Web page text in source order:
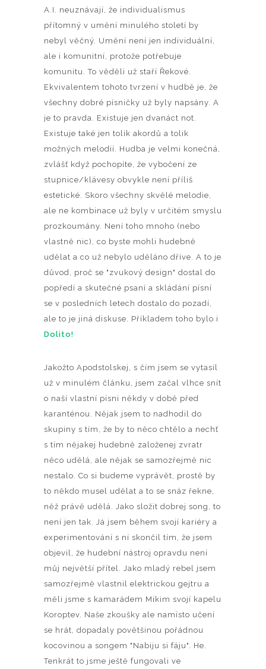
A.I. neuznávají, že individualismus
přítomný v umění minulého století by
nebyl věčný. Umění není jen individuální,
ale i komunitní, protože potřebuje
komunitu. To věděli už staří Řekové.
Ekvivalentem tohoto tvrzení v hudbě je, že
všechny dobré písničky už byly napsány. A
je to pravda. Existuje jen dvanáct not.
Existuje také jen tolik akordů a tolik
možných melodií. Hudba je velmi konečná,
zvlášť když pochopíte, že vybočení ze
stupnice/klávesy obvykle není příliš
estetické. Skoro všechny skvělé melodie,
ale ne kombinace už byly v určitém smyslu
prozkoumány. Není toho mnoho (nebo
vlastně nic), co byste mohli hudebně
udělat a co už nebylo uděláno dříve. A to je
důvod, proč se "zvukový design" dostal do
popředí a skutečné psaní a skládání písní
se v posledních letech dostalo do pozadí,
ale to je jiná diskuse. Příkladem toho bylo i
Dolito!
Jakožto Apodstolskej, s čím jsem se vytasil
už v minulém článku, jsem začal vlhce snít
o naší vlastní písni někdy v době před
karanténou. Nějak jsem to nadhodil do
skupiny s tím, že by to něco chtělo a nechť
s tím nějakej hudebně založenej zvratr
něco udělá, ale nějak se samozřejmě nic
nestalo. Co si budeme vyprávět, prostě by
to někdo musel udělat a to se snáz řekne,
něž právě udělá. Jako složit dobrej song, to
není jen tak. Já jsem během svojí kariéry a
experimentování s ní skončil tím, že jsem
objevil, že hudební nástroj opravdu není
můj největší přítel. Jako mladý rebel jsem
samozřejmě vlastnil elektrickou gejtru a
měli jsme s kamarádem Mikim svojí kapelu
Koroptev. Naše zkoušky ale namísto učení
se hrát, dopadaly povětšinou pořádnou
kocovinou a songem "Nabiju si fáju". He.
Tenkrát to jsme ještě fungovali ve